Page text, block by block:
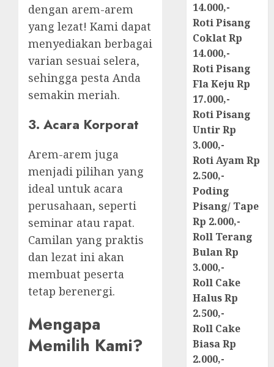
dengan arem-arem
yang lezat! Kami dapat
menyediakan berbagai
varian sesuai selera,
sehingga pesta Anda
semakin meriah.
3. Acara Korporat
Arem-arem juga
menjadi pilihan yang
ideal untuk acara
perusahaan, seperti
seminar atau rapat.
Camilan yang praktis
dan lezat ini akan
membuat peserta
tetap berenergi.
Mengapa
Memilih Kami?
14.000,-
Roti Pisang
Coklat Rp
14.000,-
Roti Pisang
Fla Keju Rp
17.000,-
Roti Pisang
Untir Rp
3.000,-
Roti Ayam Rp
2.500,-
Poding
Pisang/ Tape
Rp 2.000,-
Roll Terang
Bulan Rp
3.000,-
Roll Cake
Halus Rp
2.500,-
Roll Cake
Biasa Rp
2.000,-